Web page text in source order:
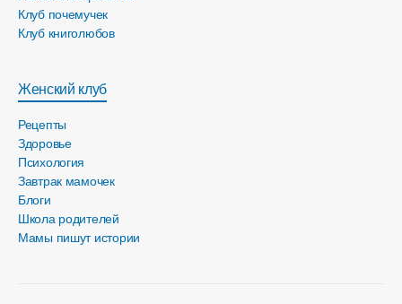
Клуб почемучек
Клуб книголюбов
Женский клуб
Рецепты
Здоровье
Психология
Завтрак мамочек
Блоги
Школа родителей
Мамы пишут истории